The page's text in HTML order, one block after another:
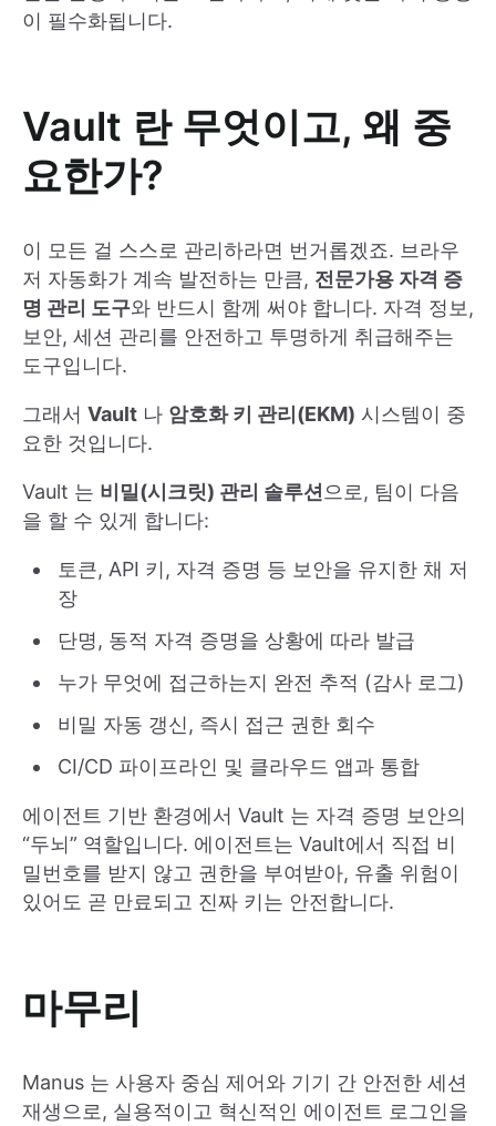
이 필수화됩니다.
Vault 란 무엇이고, 왜 중
요한가?
이 모든 걸 스스로 관리하라면 번거롭겠죠. 브라우
저 자동화가 계속 발전하는 만큼, 전문가용 자격 증
명 관리 도구와 반드시 함께 써야 합니다. 자격 정보,
보안, 세션 관리를 안전하고 투명하게 취급해주는
도구입니다.
그래서 Vault 나 암호화 키 관리(EKM) 시스템이 중
요한 것입니다.
Vault 는 비밀(시크릿) 관리 솔루션 으로, 팀이 다음
을 할 수 있게 합니다:
토큰, API 키, 자격 증명 등 보안을 유지한 채 저
장
단명, 동적 자격 증명을 상황에 따라 발급
누가 무엇에 접근하는지 완전 추적 (감사 로그)
비밀 자동 갱신, 즉시 접근 권한 회수
CI/CD 파이프라인 및 클라우드 앱과 통합
에이전트 기반 환경에서 Vault 는 자격 증명 보안의
“두뇌” 역할입니다. 에이전트는 Vault에서 직접 비
밀번호를 받지 않고 권한을 부여받아, 유출 위험이
있어도 곧 만료되고 진짜 키는 안전합니다.
마무리
Manus 는 사용자 중심 제어와 기기 간 안전한 세션
재생으로, 실용적이고 혁신적인 에이전트 로그인을